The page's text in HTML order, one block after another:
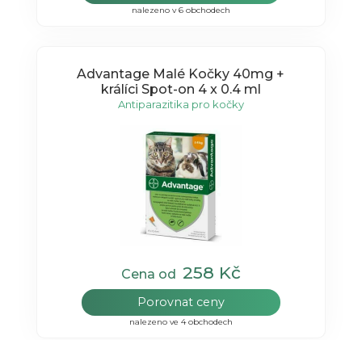
nalezeno v 6 obchodech
Advantage Malé Kočky 40mg +
králíci Spot-on 4 x 0.4 ml
Antiparazitika pro kočky
Cena od 258 Kč
Porovnat ceny
nalezeno ve 4 obchodech